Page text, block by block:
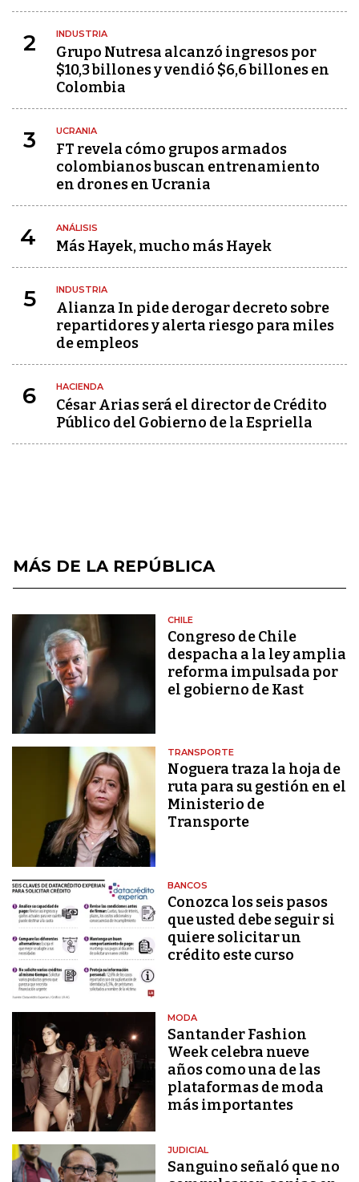
2 INDUSTRIA
Grupo Nutresa alcanzó ingresos por
$10,3 billones y vendió $6,6 billones en
Colombia
3 UCRANIA
FT revela cómo grupos armados
colombianos buscan entrenamiento
en drones en Ucrania
4 ANÁLISIS
Más Hayek, mucho más Hayek
5 INDUSTRIA
Alianza In pide derogar decreto sobre
repartidores y alerta riesgo para miles
de empleos
6 HACIENDA
César Arias será el director de Crédito
Público del Gobierno de la Espriella
MÁS DE LA REPÚBLICA
CHILE
Congreso de Chile
despacha a la ley amplia
reforma impulsada por
el gobierno de Kast
TRANSPORTE
Noguera traza la hoja de
ruta para su gestión en el
Ministerio de
Transporte
BANCOS
Conozca los seis pasos
que usted debe seguir si
quiere solicitar un
crédito este curso
MODA
Santander Fashion
Week celebra nueve
años como una de las
plataformas de moda
más importantes
JUDICIAL
Sanguino señaló que no